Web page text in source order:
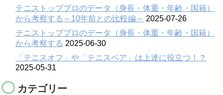
テニストッププロのデータ（身長・体重・年齢・国籍）
から考察する～10年前との比較編～ 2025-07-26
テニストッププロのデータ（身長・体重・年齢・国籍）
から考察する 2025-06-30
「テニスオフ」や「テニスベア」は上達に役立つ！？
2025-05-31
カテゴリー